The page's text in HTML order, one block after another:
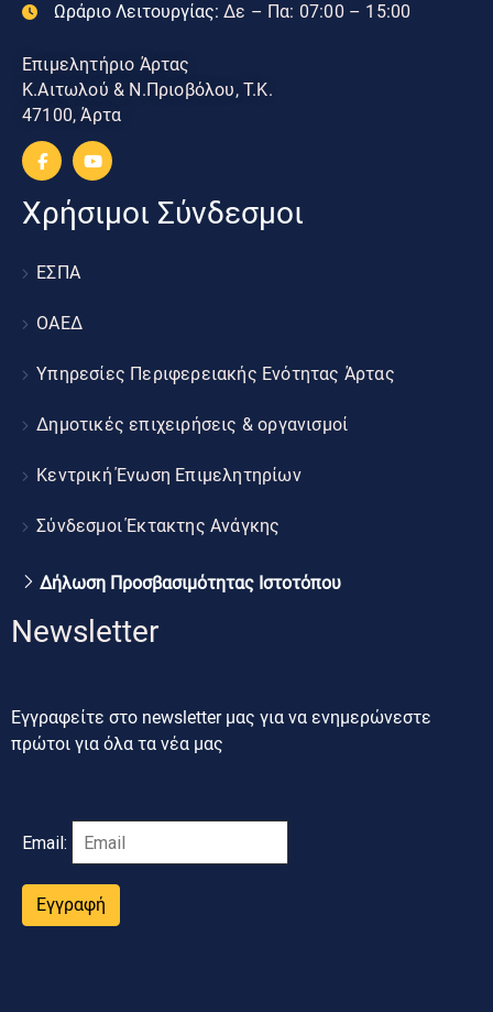
Ωράριο Λειτουργίας: Δε – Πα: 07:00 – 15:00
Επιμελητήριο Άρτας
Κ.Αιτωλού & Ν.Πριοβόλου, Τ.Κ.
47100, Άρτα
Χρήσιμοι Σύνδεσμοι
ΕΣΠΑ
ΟΑΕΔ
Υπηρεσίες Περιφερειακής Ενότητας Άρτας
Δημοτικές επιχειρήσεις & οργανισμοί
Κεντρική Ένωση Επιμελητηρίων
Σύνδεσμοι Έκτακτης Ανάγκης
Δήλωση Προσβασιμότητας Ιστοτόπου
Newsletter
Εγγραφείτε στο newsletter μας για να ενημερώνεστε
πρώτοι για όλα τα νέα μας
Email:
Εγγραφή